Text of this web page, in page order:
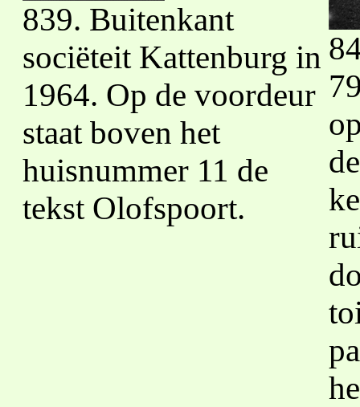
839. Buitenkant
sociëteit Kattenburg in
1964. Op de voordeur
staat boven het
huisnummer 11 de
tekst Olofspoort.